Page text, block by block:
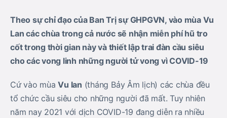
Theo sự chỉ đạo của Ban Trị sự GHPGVN, vào mùa Vu
Lan các chùa trong cả nước sẽ nhận miễn phí hũ tro
cốt trong thời gian này và thiết lập trai đàn cầu siêu
cho các vong linh những người tử vong vì COVID-19
Cứ vào mùaVu lan (tháng Bảy Âm lịch) các chùa đều
tổ chức cầu siêu cho những người đã mất. Tuy nhiên
năm nay 2021 với dịch COVID-19 đang diễn ra nhiều